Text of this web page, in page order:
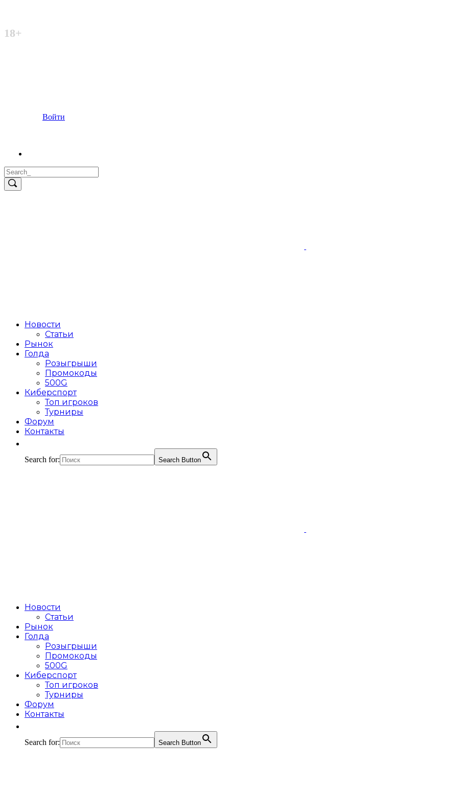
18+
Войти
Новости
Статьи
Рынок
Голда
Розыгрыши
Промокоды
500G
Киберспорт
Топ игроков
Турниры
Форум
Контакты
Search for: Search Button
Новости
Статьи
Рынок
Голда
Розыгрыши
Промокоды
500G
Киберспорт
Топ игроков
Турниры
Форум
Контакты
Search for: Search Button